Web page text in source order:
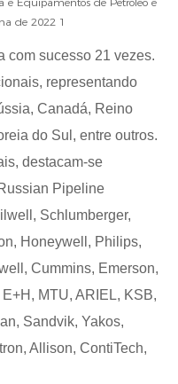
com sucesso 21 vezes.
representando
Canadá, Reino
do Sul, entre outros.
destacam-se
Pipeline
Schlumberger,
Honeywell, Philips,
Cummins, Emerson,
MTU, ARIEL, KSB,
Sandvik, Yakos,
Allison, ContiTech,